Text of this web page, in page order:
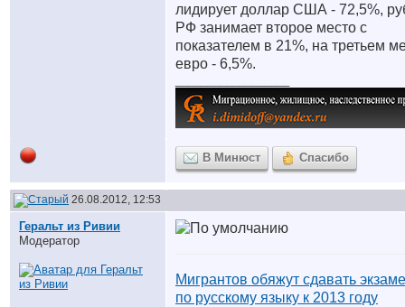
лидирует доллар США - 72,5%,
РФ занимает второе место с
показателем в 21%, на третьем
евро - 6,5%.
В Минюст Спасибо
26.08.2012, 12:53
Геральт из Ривии
Модератор
Мигрантов обяжут сдавать
по русскому языку к 2013 году